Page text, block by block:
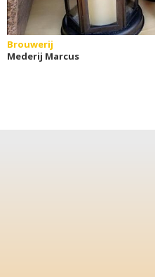
Brouwerij
Mederij Marcus